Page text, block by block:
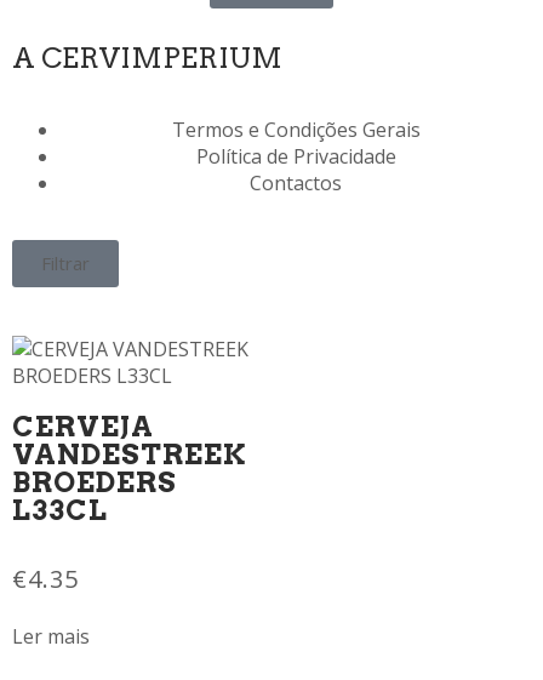
A CERVIMPERIUM
Termos e Condições Gerais
Política de Privacidade
Contactos
Filtrar
CERVEJA
VANDESTREEK
BROEDERS
L33CL
€4.35
Ler mais